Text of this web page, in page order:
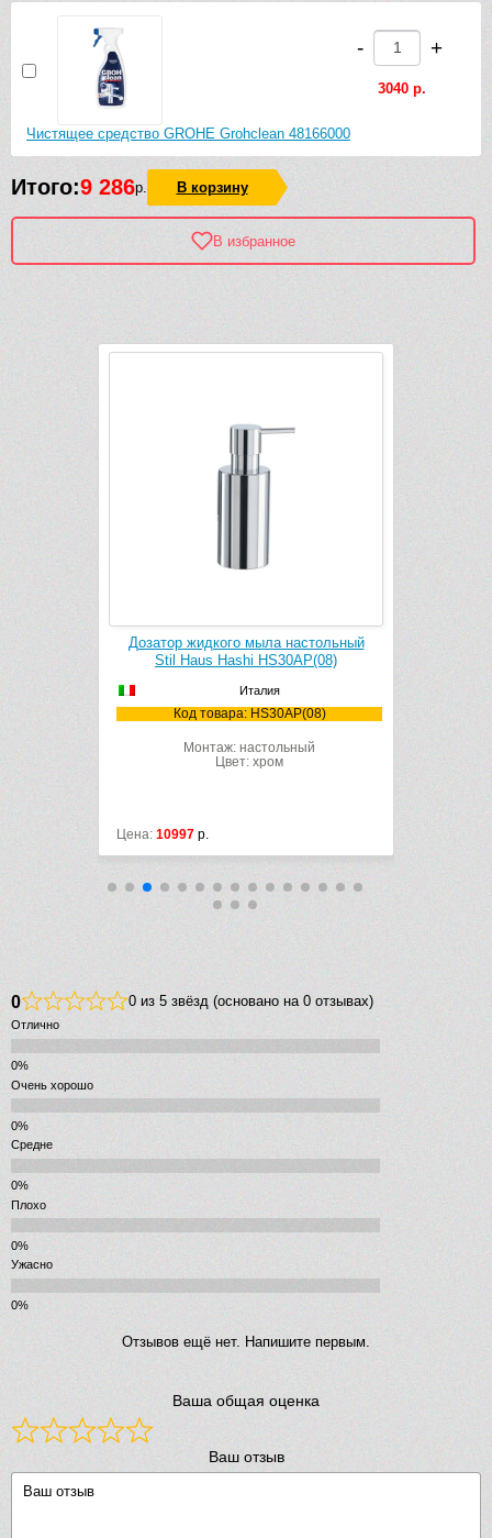
Чистящее средство GROHE Grohclean 48166000
- +
3040 р.
Итого:9 286р. В корзину
В избранное
Дозатор жидкого мыла настольный
Stil Haus Hashi HS30AP(08)
Италия
Код товара: HS30AP(08)
Монтаж: настольный
Цвет: хром
Цена: 10997 р.
0 0 из 5 звёзд (основано на 0 отзывах)
Отлично
Очень хорошо
Средне
Плохо
Ужасно
Отзывов ещё нет. Напишите первым.
Ваша общая оценка
Ваш отзыв